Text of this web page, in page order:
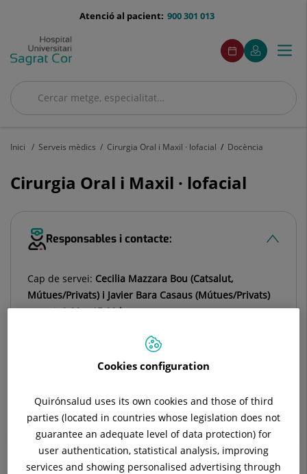
menu-
900 301 013
Atenció al pacient:
Cercar
Cercar
menuAcceso
Demaneu
cita
Aquest
enllaç
s'obrirà
una
El
meu
Aquest
enllaç
s'obrirà
una
finestra
Menú
Inici Serveis mèdics Cirurgia Oral i Maxil · lofacial Docència
Cirurgia Oral i Maxil · lofacial
Responsables i contacte:
Cap de servei: Cecilia Mazzara Bou (Catsalut,
Mútues/Privats) i Javier Bara Casaus (Mútues/Privats)
Horari:9:00 a 15:00 horas
93 494 89 59 Guadalupe Sánchez
Cirurgia Oral i Maxil·lofacial
Descripció Equip Mèdic Instal·lacions
Cookies configuration
Quirónsalud uses its own cookies and those of third
parties (located in countries whose legislation does not
guarantee an adequate level of data protection) for
user authentication, statistical analysis, improving
services and showing personalised advertising through